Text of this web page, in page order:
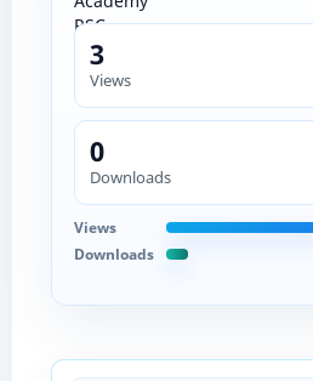
3
Views
0
Downloads
Views
Downloads